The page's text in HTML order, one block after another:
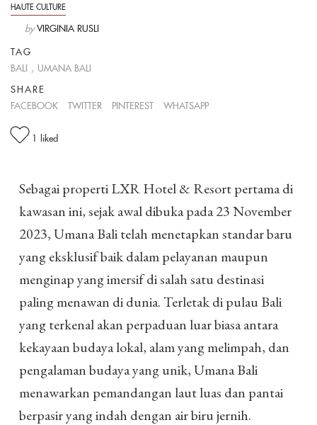
HAUTE CULTURE
by VIRGINIA RUSLI
TAG
BALI , UMANA BALI
SHARE
FACEBOOK
TWITTER PINTEREST WHATSAPP
1 liked
Sebagai properti LXR Hotel & Resort pertama di
kawasan ini, sejak awal dibuka pada 23 November
2023, Umana Bali telah menetapkan standar baru
yang eksklusif baik dalam pelayanan maupun
menginap yang imersif di salah satu destinasi
paling menawan di dunia. Terletak di pulau Bali
yang terkenal akan perpaduan luar biasa antara
kekayaan budaya lokal, alam yang melimpah, dan
pengalaman budaya yang unik, Umana Bali
menawarkan pemandangan laut luas dan pantai
berpasir yang indah dengan air biru jernih.